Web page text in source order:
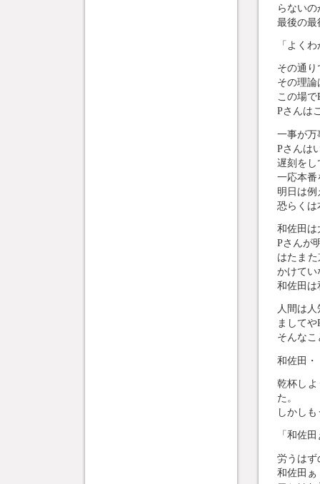
らない
最後の最
「よく
その通り
その理
この場
Pさんは
一事が万
Pさんは
遅刻をし
一応本番
明日は
恐らくは
和佐田は
Pさんが
はたま
かけてい
和佐田は
人間は
まして
そんな
和佐田・
乾杯し
た。
しかし
「和佐
労うはず
和佐田ぁ